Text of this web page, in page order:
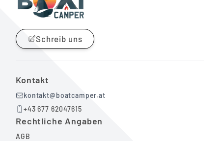
Schreib uns
Kontakt
kontakt@boatcamper.at
+43 677 62047615
Rechtliche Angaben
AGB